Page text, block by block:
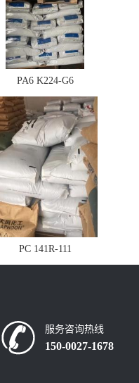
PA6 K224-G6
PC 141R-111
服务咨询热线
150-0027-1678